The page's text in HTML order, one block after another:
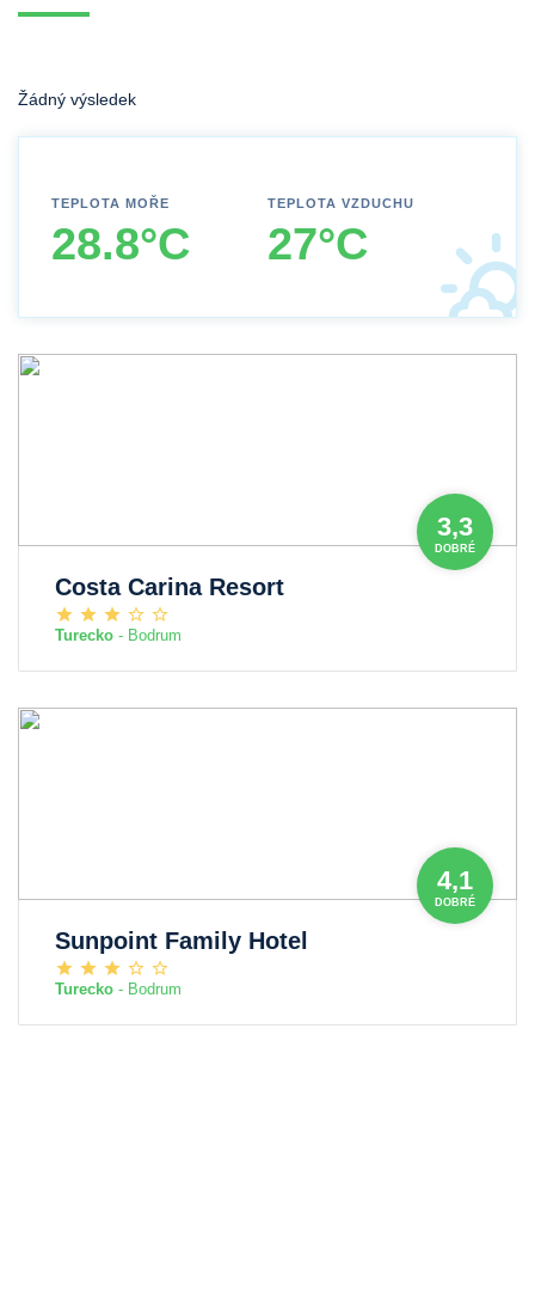
Žádný výsledek
TEPLOTA MOŘE
28.8°C
TEPLOTA VZDUCHU
27°C
3,3
DOBRÉ
Costa Carina Resort
Turecko - Bodrum
4,1
DOBRÉ
Sunpoint Family Hotel
Turecko - Bodrum